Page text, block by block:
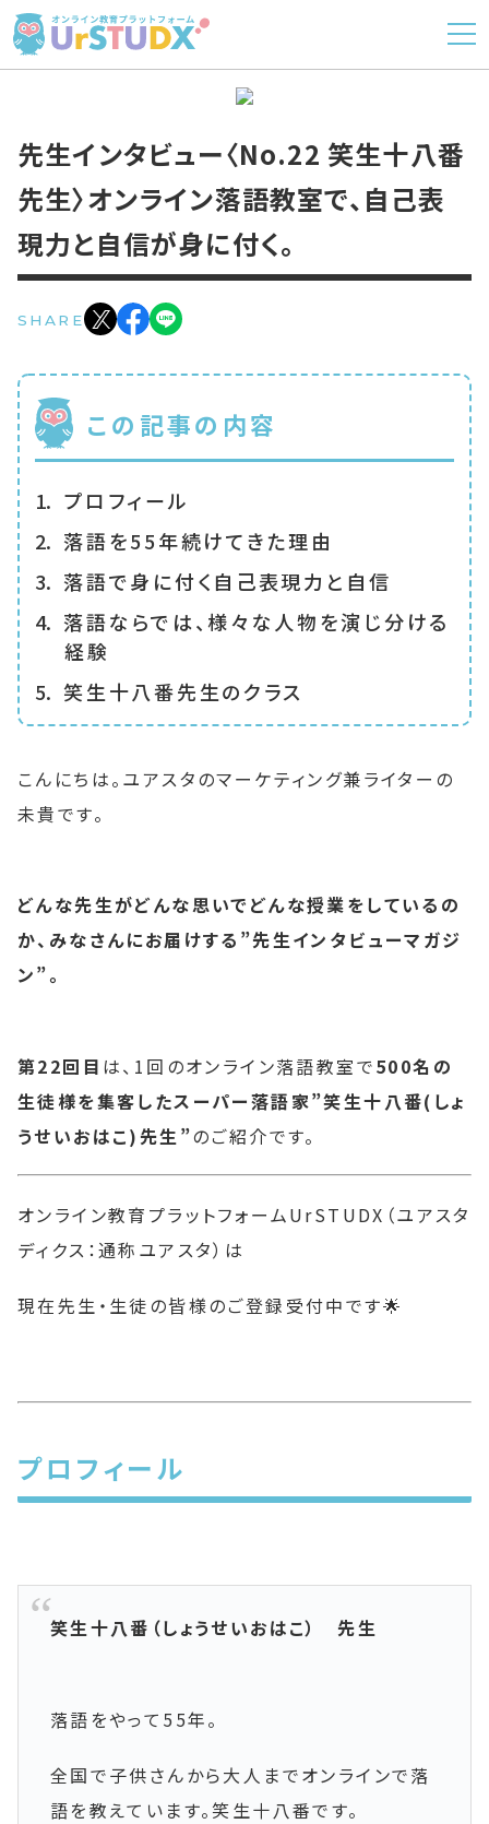
先生インタビュー〈No.22 笑生十八番
先生〉オンライン落語教室で、自己表
現力と自信が身に付く。
SHARE
この記事の内容
プロフィール
落語を55年続けてきた理由
落語で身に付く自己表現力と自信
落語ならでは、様々な人物を演じ分ける
経験
笑生十八番先生のクラス
こんにちは。ユアスタのマーケティング兼ライターの
未貴です。
どんな先生がどんな思いでどんな授業をしているの
か、みなさんにお届けする”先生インタビューマガジ
ン”。
第22回目 は、1回のオンライン落語教室で500名の
生徒様を集客したスーパー落語家”笑生十八番(しょ
うせいおはこ)先生”のご紹介です。
オンライン教育プラットフォームUrSTUDX（ユアスタ
ディクス：通称ユアスタ）は
現在先生・生徒の皆様のご登録受付中です🌟
プロフィール
笑生十八番（しょうせいおはこ） 先生
落語をやって55年。
全国で子供さんから大人までオンラインで落
語を教えています。笑生十八番です。